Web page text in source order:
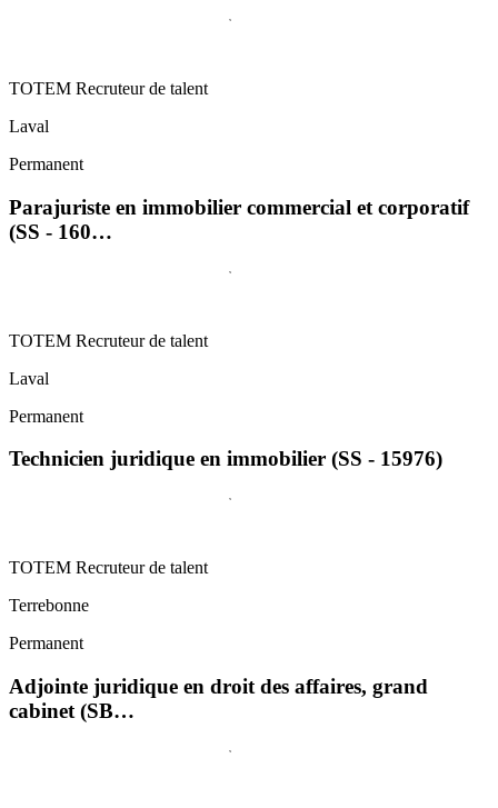
TOTEM Recruteur de talent
Laval
Permanent
Parajuriste en immobilier commercial et corporatif
(SS - 160…
TOTEM Recruteur de talent
Laval
Permanent
Technicien juridique en immobilier (SS - 15976)
TOTEM Recruteur de talent
Terrebonne
Permanent
Adjointe juridique en droit des affaires, grand
cabinet (SB…